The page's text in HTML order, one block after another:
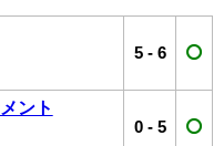
5- 6
ント
0- 5